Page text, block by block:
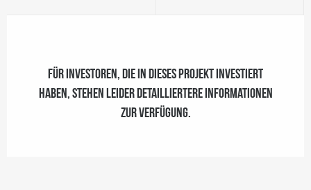
Für Investoren, die in dieses Projekt investiert
haben, stehen leider detailliertere Informationen
zur Verfügung.